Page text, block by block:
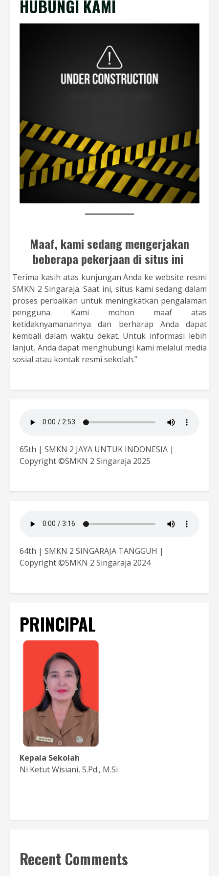
HUBUNGI KAMI
Maaf, kami sedang mengerjakan
beberapa pekerjaan di situs ini
Terima kasih atas kunjungan Anda ke website resmi
SMKN 2 Singaraja. Saat ini, situs kami sedang dalam
proses perbaikan untuk meningkatkan pengalaman
pengguna. Kami mohon maaf atas
ketidaknyamanannya dan berharap Anda dapat
kembali dalam waktu dekat. Untuk informasi lebih
lanjut, Anda dapat menghubungi kami melalui media
sosial atau kontak resmi sekolah.”
65th | SMKN 2 JAYA UNTUK INDONESIA |
Copyright ©SMKN 2 Singaraja 2025
64th | SMKN 2 SINGARAJA TANGGUH |
Copyright ©SMKN 2 Singaraja 2024
PRINCIPAL
Kepala Sekolah
Ni Ketut Wisiani, S.Pd., M.Si
Recent Comments